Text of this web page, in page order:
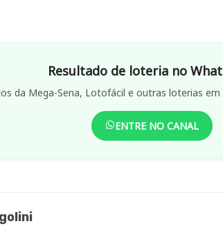
Resultado de loteria no
da Mega-Sena, Lotofácil e outras loterias
ENTRE NO CANAL